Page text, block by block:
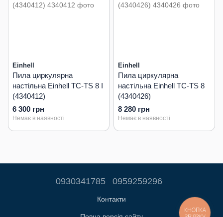
Einhell
Пила циркулярна
настільна Einhell TC-TS 8 I
(4340412)
6 300 грн
Немає в наявності
Einhell
Пила циркулярна
настільна Einhell TC-TS 8
(4340426)
8 280 грн
Немає в наявності
0930341785 0959259296
Контакти
КНОПКА